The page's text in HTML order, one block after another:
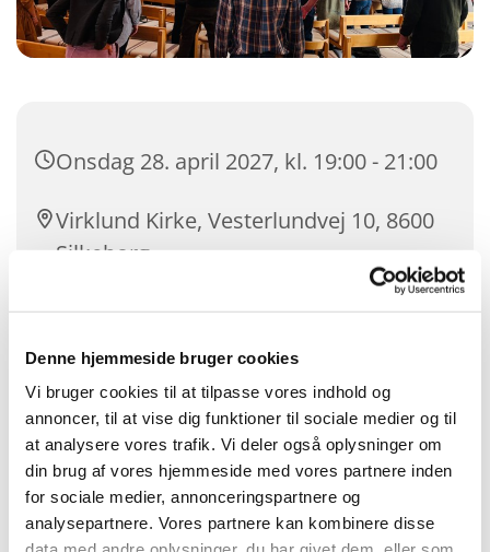
Denne hjemmeside bruger cookies
Vi bruger cookies til at tilpasse vores indhold og
annoncer, til at vise dig funktioner til sociale medier og til
at analysere vores trafik. Vi deler også oplysninger om
din brug af vores hjemmeside med vores partnere inden
for sociale medier, annonceringspartnere og
analysepartnere. Vores partnere kan kombinere disse
Onsdag 28. april 2027, kl. 19:00 - 21:00
Virklund Kirke, Vesterlundvej 10, 8600
Silkeborg